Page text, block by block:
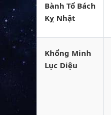
Bành Tổ Bách
Kỵ Nhật
Khổng Minh
Lục Diệu